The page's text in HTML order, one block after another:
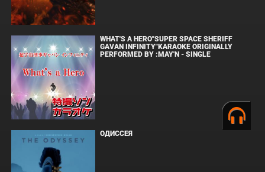
WHAT'S A HERO"SUPER SPACE SHERIFF
GAVAN INFINITY"KARAOKE ORIGINALLY
PERFORMED BY :MAY'N - SINGLE
ОДИССЕЯ